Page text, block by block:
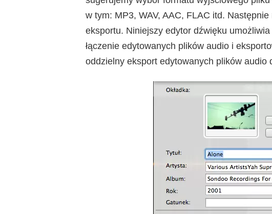
w tym: MP3, WAV, AAC, FLAC itd.
eksportu. Niniejszy edytor dźwięku
łączenie edytowanych plików audio i
oddzielny eksport edytowanych plików audio